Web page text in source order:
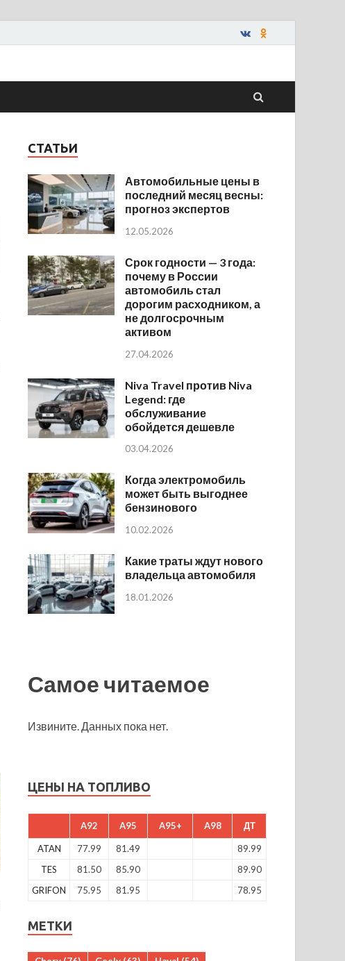
СТАТЬИ
Автомобильные цены в
последний месяц весны:
прогноз экспертов
12.05.2026
Срок годности — 3 года:
почему в России
автомобиль стал
дорогим расходником, а
не долгосрочным
активом
27.04.2026
Niva Travel против Niva
Legend: где
обслуживание
обойдется дешевле
03.04.2026
Когда электромобиль
может быть выгоднее
бензинового
10.02.2026
Какие траты ждут нового
владельца автомобиля
18.01.2026
Самое читаемое
Извините. Данных пока нет.
ЦЕНЫ НА ТОПЛИВО
A92 A95 A95+ A98 ДТ
ATAN 77.99 81.49
89.99
TES
81.50 85.90
89.90
GRIFON
75.95 81.95 78.95
МЕТКИ